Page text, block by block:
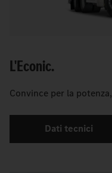
L'Econic.
Convince per la
Dati tecnici